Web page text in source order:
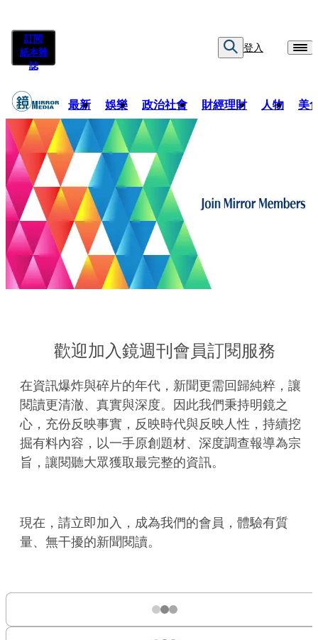
訂閱
紙本雜
誌
登入
最新 娛樂 政治社會 財經理財 人物 美
歡迎加入鏡週刊會員訂閱服務
在資訊爆炸與碎片的年代，新聞更需回歸純粹，讓
閱讀更清澈、真實與深度。因此我們秉持明鏡之
心，充份反映事實，反映時代與反映人性，持續挖
掘有料內容，以一手原創題材、深度調查報導為宗
旨，讓閱聽大眾獲取最完整的資訊。
現在，請立即加入，成為我們的會員，體驗有質
量、無干擾的新聞閱讀。